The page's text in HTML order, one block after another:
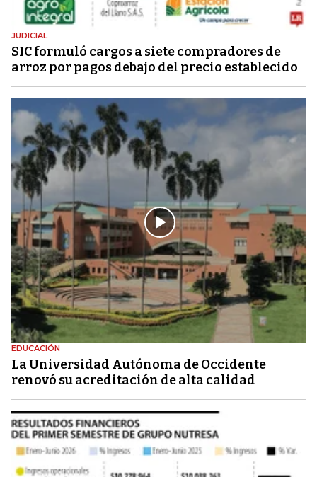
JUDICIAL
SIC formuló cargos a siete compradores de
arroz por pagos debajo del precio establecido
EDUCACIÓN
La Universidad Autónoma de Occidente
renovó su acreditación de alta calidad